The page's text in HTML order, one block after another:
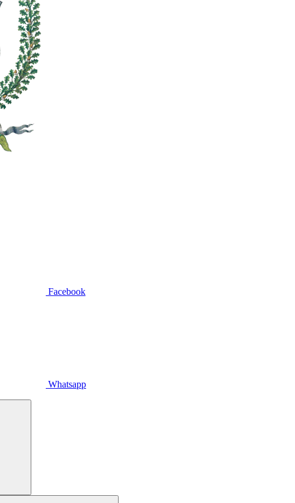
Facebook
Whatsapp